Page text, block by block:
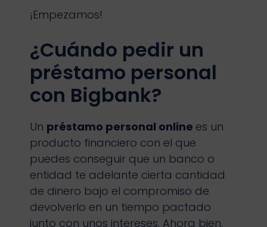
¡Empezamos!
¿Cuándo pedir un
préstamo personal
con Bigbank?
Un préstamo personal online es un
producto financiero con el que
puedes conseguir que un banco o
entidad te adelante cierta cantidad
de dinero bajo el compromiso de
devolverlo en un tiempo pactado
junto con unos intereses. Ahora bien,